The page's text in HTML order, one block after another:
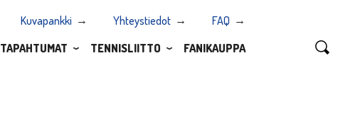
Kuvapankki Yhteystiedot
FAQ
TAPAHTUMAT TENNISLIITTO FANIKAUPPA